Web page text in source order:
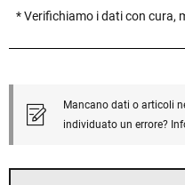
* Verifichiamo i dati con cura,
Mancano dati o articoli
individuato un errore?